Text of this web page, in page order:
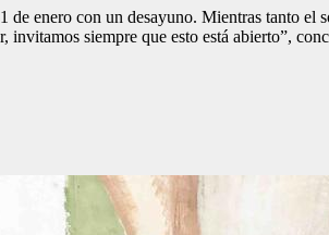
enero con un desayuno. Mientras tanto el
siempre que esto está abierto”,